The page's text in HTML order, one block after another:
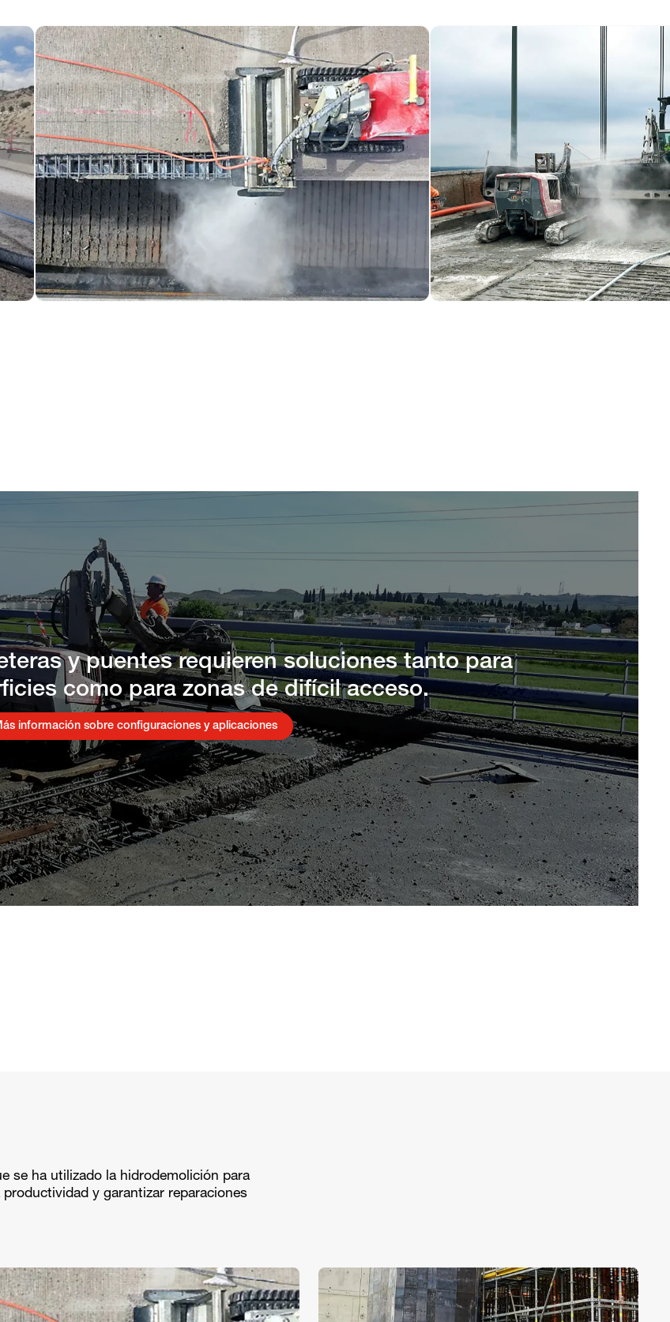
y puentes requieren soluciones tanto para
como para zonas de difícil acceso.
información sobre configuraciones y aplicaciones
se ha utilizado la hidrodemolición para
y garantizar reparaciones